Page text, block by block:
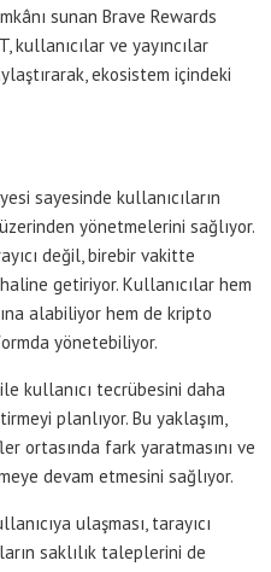
sunan Brave Rewards
kullanıcılar ve yayıncılar
ekosistem içindeki
sayesinde kullanıcıların
yönetmelerini sağlıyor.
değil, birebir vakitte
getiriyor. Kullanıcılar hem
alabiliyor hem de kripto
yönetebiliyor.
kullanıcı tecrübesini daha
planlıyor. Bu yaklaşım,
ortasında fark yaratmasını ve
devam etmesini sağlıyor.
ulaşması, tarayıcı
saklılık taleplerini de